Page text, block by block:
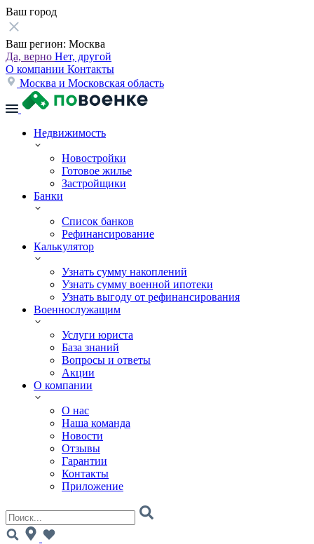
Ваш город
Ваш регион: Москва
Да, верно Нет, другой
О компании Контакты
Москва и Московская область
Недвижимость
Новостройки
Готовое жилье
Застройщики
Банки
Список банков
Рефинансирование
Калькулятор
Узнать сумму накоплений
Узнать сумму военной ипотеки
Узнать выгоду от рефинансирования
Военнослужащим
Услуги юриста
База знаний
Вопросы и ответы
Акции
О компании
О нас
Наша команда
Новости
Отзывы
Гарантии
Контакты
Приложение